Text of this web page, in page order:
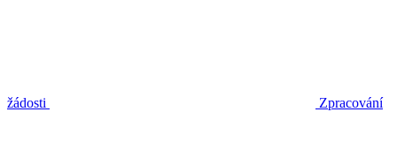
žádosti Zpracování